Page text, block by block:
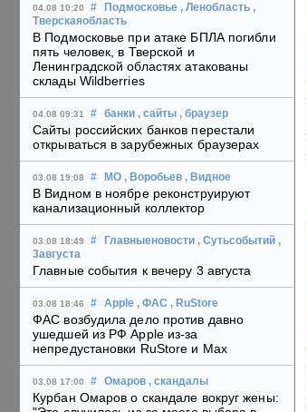
04.08 10:20 # Подмосковье , Ленобласть ,
Тверскаяобласть
В Подмосковье при атаке БПЛА погибли
пять человек, в Тверской и
Ленинградской областях атакованы
склады Wildberries
04.08 09:31 # банки , сайты , браузер
Сайты российских банков перестали
открываться в зарубежных браузерах
03.08 19:08 # МО , Воробьев , Видное
В Видном в ноябре реконструируют
канализационный коллектор
03.08 18:49 # Главныеновости , Сутьсобытий ,
3августа
Главные события к вечеру 3 августа
03.08 18:46 # Apple , ФАС , RuStore
ФАС возбудила дело против давно
ушедшей из РФ Apple из-за
непредустановки RuStore и Max
03.08 17:00 # Омаров , скандалы
Курбан Омаров о скандале вокруг жены: